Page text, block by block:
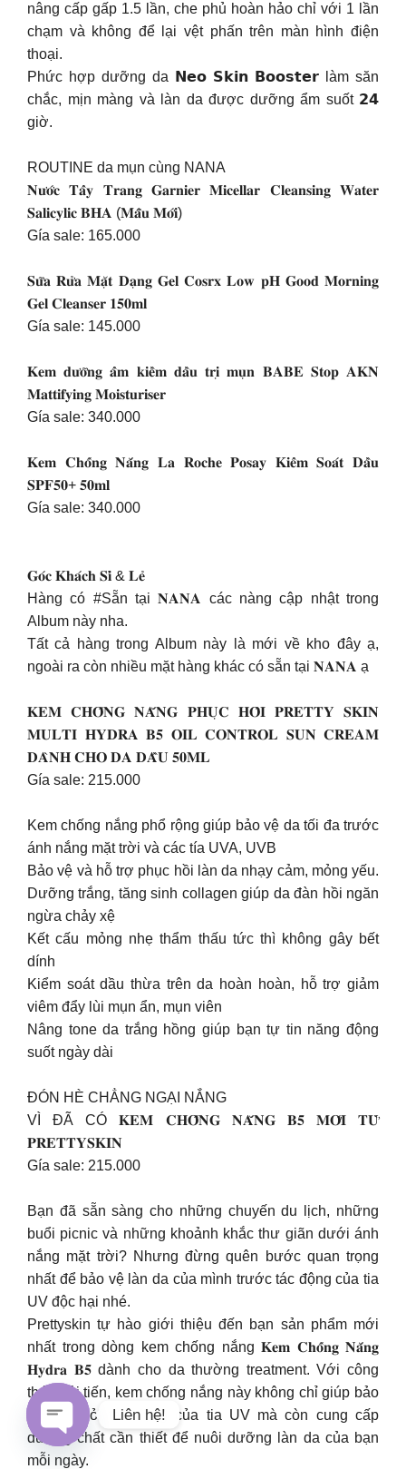
nâng cấp gấp 1.5 lần, che phủ hoàn hảo chỉ với 1 lần
chạm và không để lại vệt phấn trên màn hình điện
thoại.
Phức hợp dưỡng da 𝗡𝗲𝗼 𝗦𝗸𝗶𝗻 𝗕𝗼𝗼𝘀𝘁𝗲𝗿 làm săn
chắc, mịn màng và làn da được dưỡng ẩm suốt 𝟮𝟰
giờ.
ROUTINE da mụn cùng NANA
𝐍𝐮̛𝐨̛́𝐜 𝐓𝐚̂̉𝐲 𝐓𝐫𝐚𝐧𝐠 𝐆𝐚𝐫𝐧𝐢𝐞𝐫 𝐌𝐢𝐜𝐞𝐥𝐥𝐚𝐫 𝐂𝐥𝐞𝐚𝐧𝐬𝐢𝐧𝐠 𝐖𝐚𝐭𝐞𝐫
𝐒𝐚𝐥𝐢𝐜𝐲𝐥𝐢𝐜 𝐁𝐇𝐀 (𝐌𝐚̂̃𝐮 𝐌𝐨̛́𝐢)
Gía sale: 165.000
𝐒𝐮̛̃𝐚 𝐑𝐮̛̉𝐚 𝐌𝐚̣̆𝐭 𝐃𝐚̣𝐧𝐠 𝐆𝐞𝐥 𝐂𝐨𝐬𝐫𝐱 𝐋𝐨𝐰 𝐩𝐇 𝐆𝐨𝐨𝐝 𝐌𝐨𝐫𝐧𝐢𝐧𝐠
𝐆𝐞𝐥 𝐂𝐥𝐞𝐚𝐧𝐬𝐞𝐫 𝟏𝟓𝟎𝐦𝐥
Gía sale: 145.000
𝐊𝐞𝐦 𝐝𝐮̛𝐨̛̃𝐧𝐠 𝐚̂̉𝐦 𝐤𝐢𝐞̂̀𝐦 𝐝𝐚̂̀𝐮 𝐭𝐫𝐢̣ 𝐦𝐮̣𝐧 𝐁𝐀𝐁𝐄 𝐒𝐭𝐨𝐩 𝐀𝐊𝐍
𝐌𝐚𝐭𝐭𝐢𝐟𝐲𝐢𝐧𝐠 𝐌𝐨𝐢𝐬𝐭𝐮𝐫𝐢𝐬𝐞𝐫
Gía sale: 340.000
𝐊𝐞𝐦 𝐂𝐡𝐨̂́𝐧𝐠 𝐍𝐚̆́𝐧𝐠 𝐋𝐚 𝐑𝐨𝐜𝐡𝐞 𝐏𝐨𝐬𝐚𝐲 𝐊𝐢𝐞̂̉𝐦 𝐒𝐨𝐚́𝐭 𝐃𝐚̂̀𝐮
𝐒𝐏𝐅𝟓𝟎+ 𝟓𝟎𝐦𝐥
Gía sale: 340.000
𝐆𝐨́𝐜 𝐊𝐡𝐚́𝐜𝐡 𝐒𝐢̉ & 𝐋𝐞̉
Hàng có #Sẵn tại 𝐍𝐀𝐍𝐀 các nàng cập nhật trong
Album này nha.
Tất cả hàng trong Album này là mới về kho đây ạ,
ngoài ra còn nhiều mặt hàng khác có sẵn tại 𝐍𝐀𝐍𝐀 ạ
𝐊𝐄𝐌 𝐂𝐇𝐎̂́𝐍𝐆 𝐍𝐀̆́𝐍𝐆 𝐏𝐇𝐔̣𝐂 𝐇𝐎̂̀𝐈 𝐏𝐑𝐄𝐓𝐓𝐘 𝐒𝐊𝐈𝐍
𝐌𝐔𝐋𝐓𝐈 𝐇𝐘𝐃𝐑𝐀 𝐁𝟓 𝐎𝐈𝐋 𝐂𝐎𝐍𝐓𝐑𝐎𝐋 𝐒𝐔𝐍 𝐂𝐑𝐄𝐀𝐌
𝐃𝐀̀𝐍𝐇 𝐂𝐇𝐎 𝐃𝐀 𝐃𝐀̂̀𝐔 𝟓𝟎𝐌𝐋
Gía sale: 215.000
Kem chống nắng phổ rộng giúp bảo vệ da tối đa trước
ánh nắng mặt trời và các tía UVA, UVB
Bảo vệ và hỗ trợ phục hồi làn da nhạy cảm, mỏng yếu.
Dưỡng trắng, tăng sinh collagen giúp da đàn hồi ngăn
ngừa chảy xệ
Kết cấu mỏng nhẹ thẩm thấu tức thì không gây bết
dính
Kiểm soát dầu thừa trên da hoàn hoàn, hỗ trợ giảm
viêm đẩy lùi mụn ẩn, mụn viên
Nâng tone da trắng hồng giúp bạn tự tin năng động
suốt ngày dài
ĐÓN HÈ CHẲNG NGẠI NẮNG
VÌ ĐÃ CÓ 𝐊𝐄𝐌 𝐂𝐇𝐎̂́𝐍𝐆 𝐍𝐀̆́𝐍𝐆 𝐁𝟓 𝐌𝐎̛́𝐈 𝐓𝐔̛̀
𝐏𝐑𝐄𝐓𝐓𝐘𝐒𝐊𝐈𝐍
Gía sale: 215.000
Bạn đã sẵn sàng cho những chuyến du lịch, những
buổi picnic và những khoảnh khắc thư giãn dưới ánh
nắng mặt trời? Nhưng đừng quên bước quan trọng
nhất để bảo vệ làn da của mình trước tác động của tia
UV độc hại nhé.
Prettyskin tự hào giới thiệu đến bạn sản phẩm mới
nhất trong dòng kem chống nắng 𝐊𝐞𝐦 𝐂𝐡𝐨̂́𝐧𝐠 𝐍𝐚̆́𝐧𝐠
𝐇𝐲𝐝𝐫𝐚 𝐁𝟓 dành cho da thường treatment. Với công
thức cải tiến, kem chống nắng này không chỉ giúp bảo
vệ da khỏi tác động của tia UV mà còn cung cấp
dưỡng chất cần thiết để nuôi dưỡng làn da của bạn
mỗi ngày.
Liên hệ!
Open